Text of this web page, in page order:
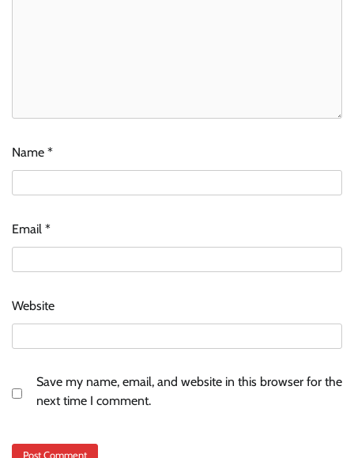
Name *
Email *
Website
Save my name, email, and website in this browser for the
next time I comment.